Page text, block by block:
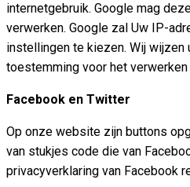
internetgebruik. Google mag
verwerken. Google zal Uw IP-
instellingen te kiezen. Wij
toestemming voor het
Facebook en Twitter
Op onze website zijn buttons
van stukjes code die van
privacyverklaring van Facebook